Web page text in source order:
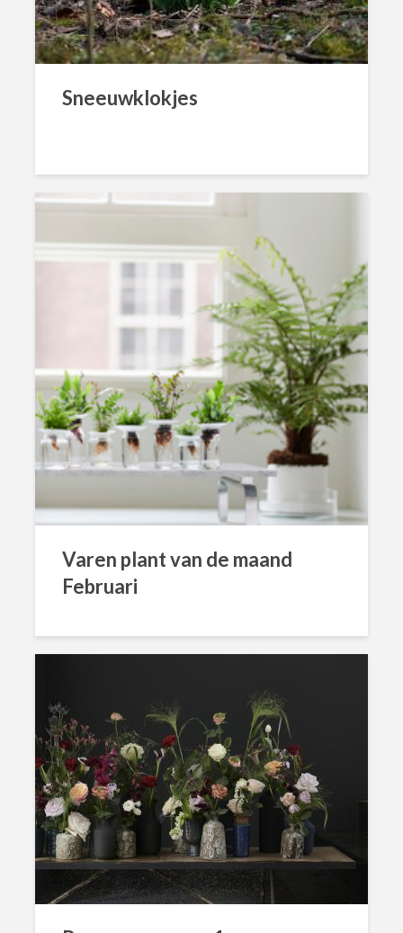
Sneeuwklokjes
Varen plant van de maand
Februari